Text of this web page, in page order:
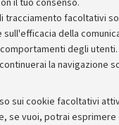
il tuo consenso.
tracciamento facoltativi
della
degli utenti.
la navigazione
sui cookie facoltativi
se vuoi, potrai esprimere
Archivio
stampa